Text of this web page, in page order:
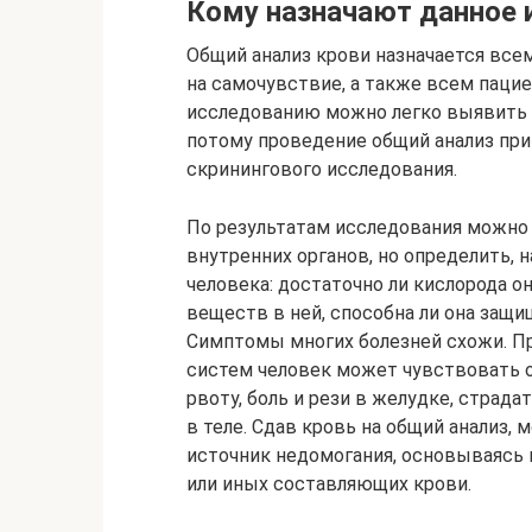
Кому назначают данное
Общий анализ крови назначается
на самочувствие, а также всем
исследованию можно легко выявить
потому проведение общий анализ
скринингового исследования.
По результатам исследования
внутренних органов, но определить,
человека: достаточно ли кислорода
веществ в ней, способна ли она
Симптомы многих болезней схожи.
систем человек может чувствовать
рвоту, боль и рези в желудке,
в теле. Сдав кровь на общий
источник недомогания,
или иных составляющих крови.